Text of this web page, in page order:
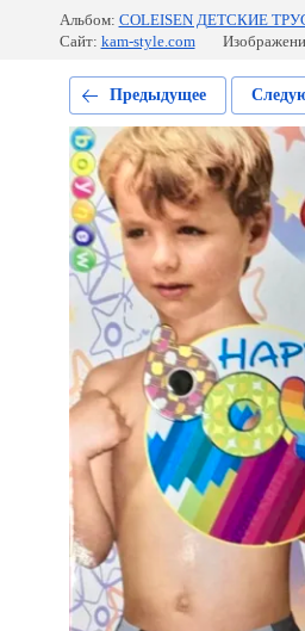
Альбом: COLEISEN ДЕТСКИЕ
Сайт: kam-style.com
Предыдущее